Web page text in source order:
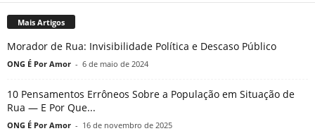
Mais Artigos
Morador de Rua: Invisibilidade Política e Descaso Público
ONG É Por Amor - 6 de maio de 2024
10 Pensamentos Errôneos Sobre a População em Situação de
Rua — E Por Que...
ONG É Por Amor - 16 de novembro de 2025